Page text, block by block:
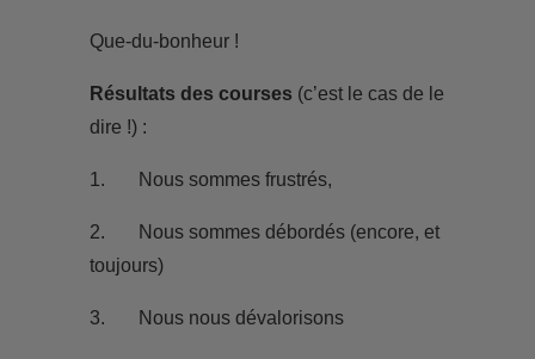
Que-du-bonheur !
Résultats des courses (c’est le cas de le
dire !) :
1. Nous sommes frustrés,
2. Nous sommes débordés (encore, et
toujours)
3. Nous nous dévalorisons